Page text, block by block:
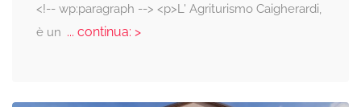
<!-- wp:paragraph --> <p>L' Agriturismo Caigherardi,
è un ... continua: >